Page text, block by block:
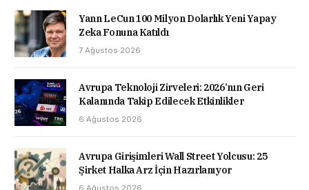
Yann LeCun 100 Milyon Dolarlık Yeni Yapay
Zeka Fonuna Katıldı
7 Ağustos 2026
Avrupa Teknoloji Zirveleri: 2026’nın Geri
Kalanında Takip Edilecek Etkinlikler
6 Ağustos 2026
Avrupa Girişimleri Wall Street Yolcusu: 25
Şirket Halka Arz İçin Hazırlanıyor
6 Ağustos 2026